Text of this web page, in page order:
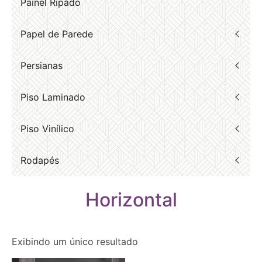
Painel Ripado
Papel de Parede
Persianas
Piso Laminado
Piso Vinílico
Rodapés
Horizontal
Exibindo um único resultado